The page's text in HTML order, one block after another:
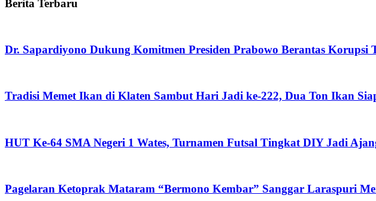
Berita Terbaru
Dr. Sapardiyono Dukung Komitmen Presiden Prabowo Berantas Korupsi
Tradisi Memet Ikan di Klaten Sambut Hari Jadi ke-222, Dua Ton Ikan
HUT Ke-64 SMA Negeri 1 Wates, Turnamen Futsal Tingkat DIY Jadi
Pagelaran Ketoprak Mataram “Bermono Kembar” Sanggar Laraspuri